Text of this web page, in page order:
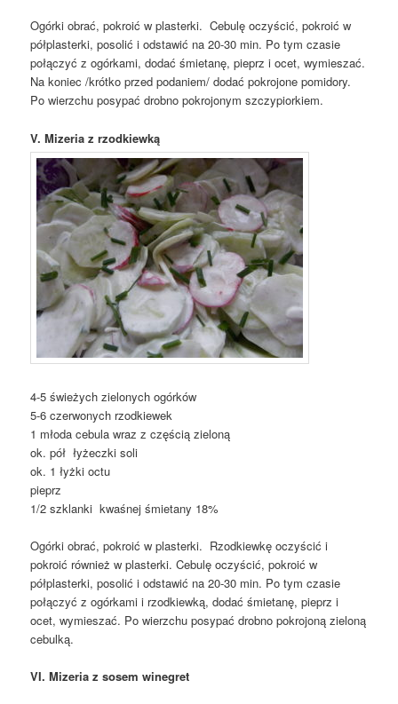
Ogórki obrać, pokroić w plasterki. Cebulę oczyścić, pokroić w
półplasterki, posolić i odstawić na 20-30 min. Po tym czasie
połączyć z ogórkami, dodać śmietanę, pieprz i ocet, wymieszać.
Na koniec /krótko przed podaniem/ dodać pokrojone pomidory.
Po wierzchu posypać drobno pokrojonym szczypiorkiem.
V. Mizeria z rzodkiewką
4-5 świeżych zielonych ogórków
5-6 czerwonych rzodkiewek
1 młoda cebula wraz z częścią zieloną
ok. pół łyżeczki soli
ok. 1 łyżki octu
pieprz
1/2 szklanki kwaśnej śmietany 18%
Ogórki obrać, pokroić w plasterki. Rzodkiewkę oczyścić i
pokroić również w plasterki. Cebulę oczyścić, pokroić w
półplasterki, posolić i odstawić na 20-30 min. Po tym czasie
połączyć z ogórkami i rzodkiewką, dodać śmietanę, pieprz i
ocet, wymieszać. Po wierzchu posypać drobno pokrojoną zieloną
cebulką.
VI. Mizeria z sosem winegret